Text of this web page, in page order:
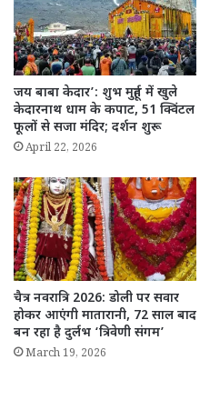
जय बाबा केदार’: शुभ मुहूर्त में खुले
केदारनाथ धाम के कपाट, 51 क्विंटल
फूलों से सजा मंदिर; दर्शन शुरू
April 22, 2026
चैत्र नवरात्रि 2026: डोली पर सवार
होकर आएंगी मातारानी, 72 साल बाद
बन रहा है दुर्लभ ‘त्रिवेणी संगम’
March 19, 2026